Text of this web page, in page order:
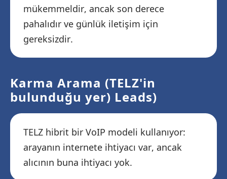
mükemmeldir, ancak son derece
pahalıdır ve günlük iletişim için
gereksizdir.
Karma Arama (TELZ'in
bulunduğu yer) Leads)
TELZ hibrit bir VoIP modeli kullanıyor:
arayanın internete ihtiyacı var, ancak
alıcının buna ihtiyacı yok.